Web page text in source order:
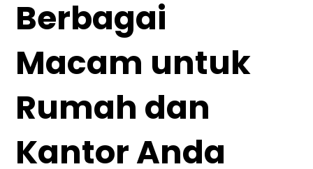
Berbagai
Macam untuk
Rumah dan
Kantor Anda